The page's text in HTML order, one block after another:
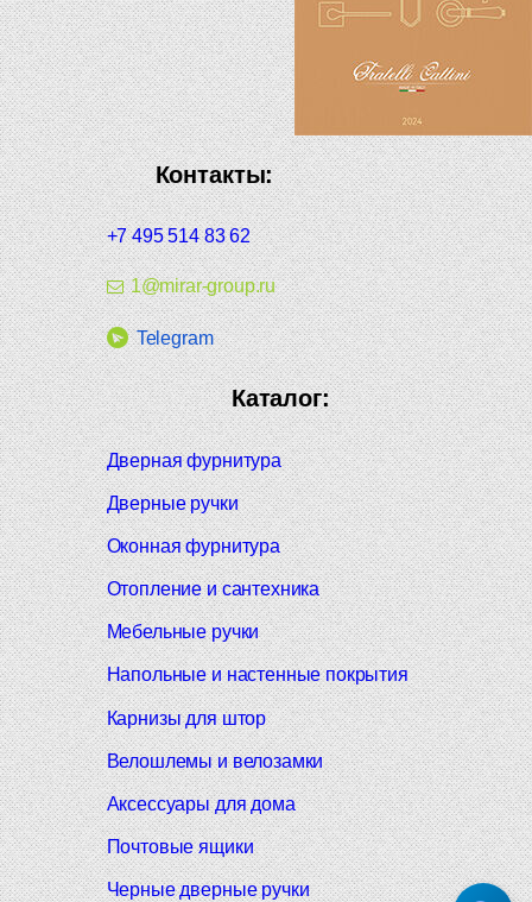
Контакты:
+7 495 514 83 62
1@mirar-group.ru
Telegram
Каталог:
Дверная фурнитура
Дверные ручки
Оконная фурнитура
Отопление и сантехника
Мебельные ручки
Напольные и настенные покрытия
Карнизы для штор
Велошлемы и велозамки
Аксессуары для дома
Почтовые ящики
Черные дверные ручки